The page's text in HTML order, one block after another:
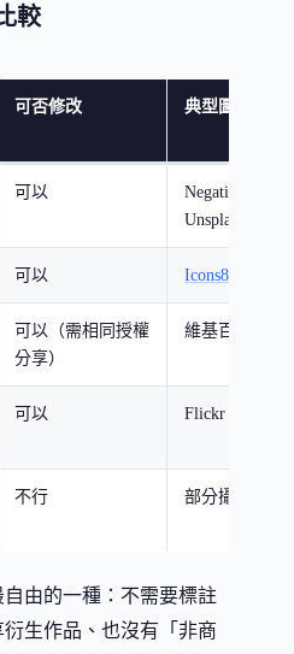
較
可否修改 典型圖庫代表
可以
NegativeSpace
Unsplash
可以 Icons8 Free
可以（需相同授權
分享）
維基百科多媒
可以 Flickr 部分作
不行 部分攝影師作
由的一種：不需要標註
生作品、也沒有「非商